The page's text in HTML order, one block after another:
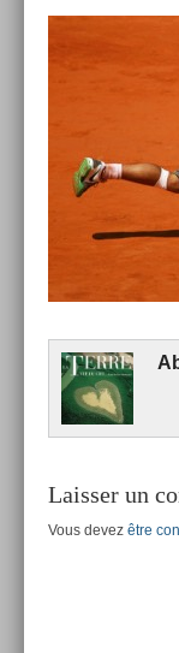
Laisser un
Vous devez être